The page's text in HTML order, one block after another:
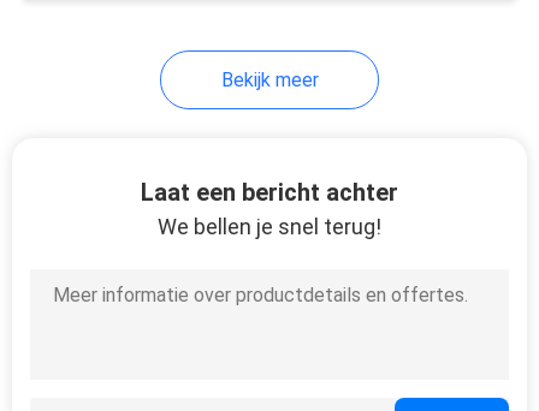
olijfboom
buiten decor
Bekijk meer
Laat een bericht achter
We bellen je snel terug!